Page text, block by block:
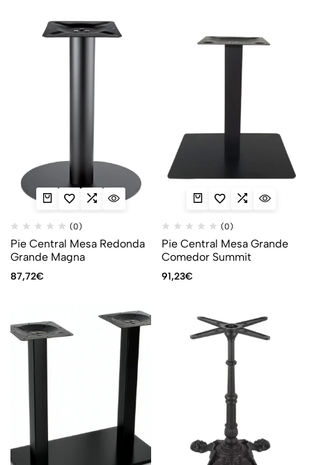
(0)
Pie Central Mesa Redonda
Grande Magna
87,72€
(0)
Pie Central Mesa Grande
Comedor Summit
91,23€